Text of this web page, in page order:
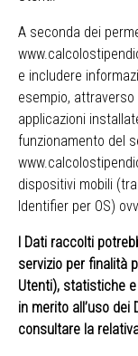
A seconda dei
e includere
esempio, attraverso
applicazioni
funzionamento del
dispositivi mobili
Identifier per OS)
I Dati raccolti
servizio per finalità
Utenti), statistiche
in merito all’uso dei
consultare la